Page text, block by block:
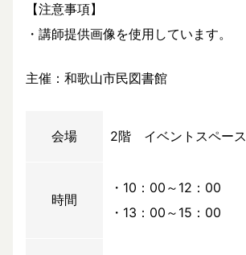
【注意事項】
・講師提供画像を使用しています。
主催：和歌山市民図書館
会場 2階 イベントスペース
時間
・10：00～12：00
・13：00～15：00